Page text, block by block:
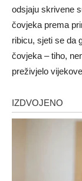
odsjaju skrivene
čovjeka prema
ribicu, sjeti se da
čovjeka – tiho,
preživjelo